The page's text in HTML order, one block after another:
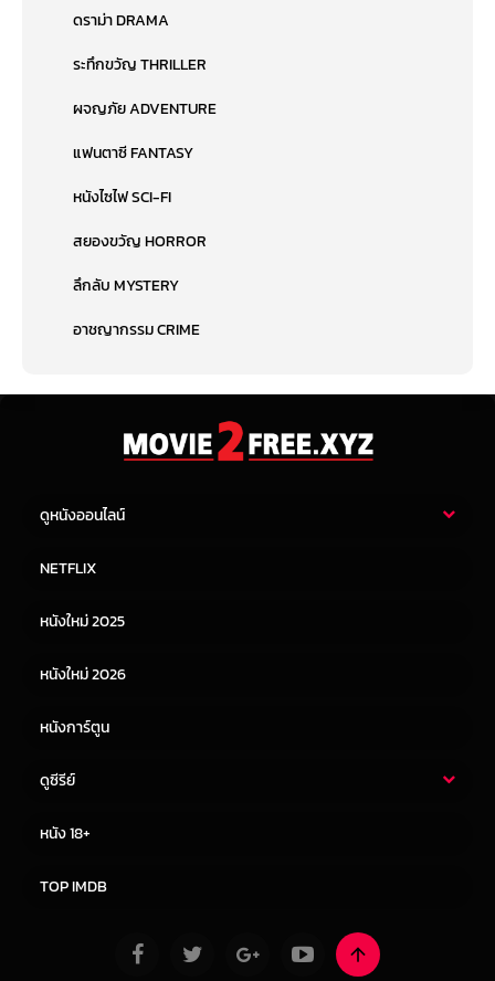
ดราม่า DRAMA
ระทึกขวัญ THRILLER
ผจญภัย ADVENTURE
แฟนตาซี FANTASY
หนังไซไฟ SCI-FI
สยองขวัญ HORROR
ลึกลับ MYSTERY
อาชญากรรม CRIME
ดูหนังออนไลน์
หนังจีน
NETFLIX
หนังใหม่ 2025
หนังใหม่ 2026
หนังการ์ตูน
ดูซีรีย์
หนัง 18+
TOP IMDB